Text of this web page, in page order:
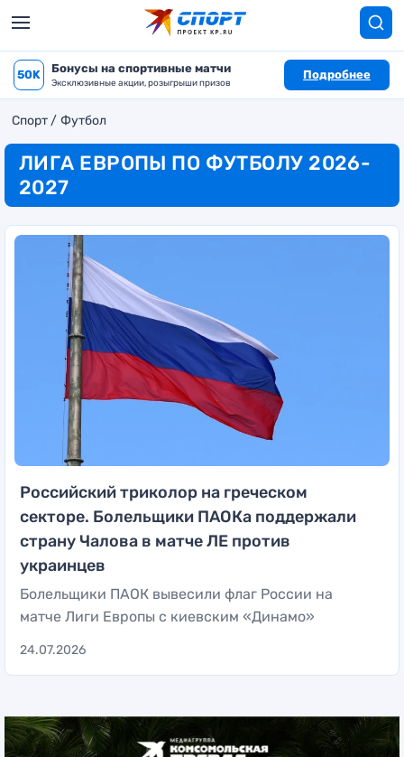
50K Бонусы на спортивные матчи
Эксклюзивные акции, розыгрыши призов
Подробнее
Спорт Футбол
ЛИГА ЕВРОПЫ ПО ФУТБОЛУ 2026-
2027
Российский триколор на греческом
секторе. Болельщики ПАОКа поддержали
страну Чалова в матче ЛЕ против
украинцев
Болельщики ПАОК вывесили флаг России на
матче Лиги Европы с киевским «Динамо»
24.07.2026